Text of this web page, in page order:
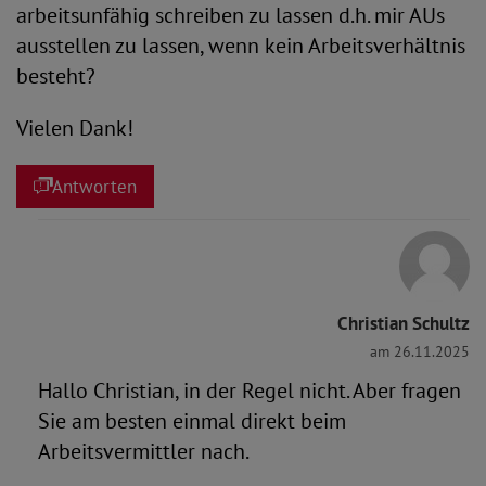
arbeitsunfähig schreiben zu lassen d.h. mir AUs
ausstellen zu lassen, wenn kein Arbeitsverhältnis
besteht?
Vielen Dank!
Antworten
Christian Schultz
am 26.11.2025
Hallo Christian, in der Regel nicht. Aber fragen
Sie am besten einmal direkt beim
Arbeitsvermittler nach.